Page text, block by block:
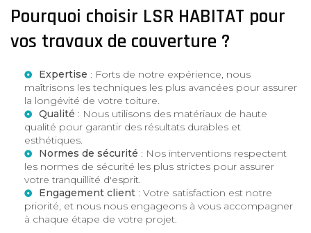
Pourquoi choisir LSR HABITAT pour
vos travaux de couverture ?
Expertise : Forts de notre expérience, nous
maîtrisons les techniques les plus avancées pour assurer
la longévité de votre toiture.
Qualité : Nous utilisons des matériaux de haute
qualité pour garantir des résultats durables et
esthétiques.
Normes de sécurité : Nos interventions respectent
les normes de sécurité les plus strictes pour assurer
votre tranquillité d'esprit.
Engagement client : Votre satisfaction est notre
priorité, et nous nous engageons à vous accompagner
à chaque étape de votre projet.